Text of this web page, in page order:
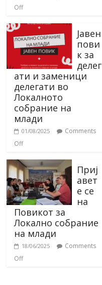
Off
Јавен
пови
к за
делег
ати и заменици
делегати во
Локалното
собрание на
млади
01/08/2025
Comments
Off
Приј
авет
е се
на
Повикот за
Локално собрание
на млади
18/06/2025
Comments
Off